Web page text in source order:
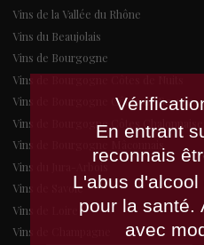
Vins de la Vallée du Rhône
Vins du Beaujolais
Vins de Bourgogne
Vins de Bourgogne Côtes de Nuits
Vins de Bourgogne Côtes de Beaune
Vins de Bourgogne Côtes Chalonnaises
Vins de Bourgogne Mâconnais
Vins du Jura-Arbois
Vins de Savoie
Vins de Loire
Vins de Champagne
En entrant
reconnais
L'abus
pour la santé.
avec